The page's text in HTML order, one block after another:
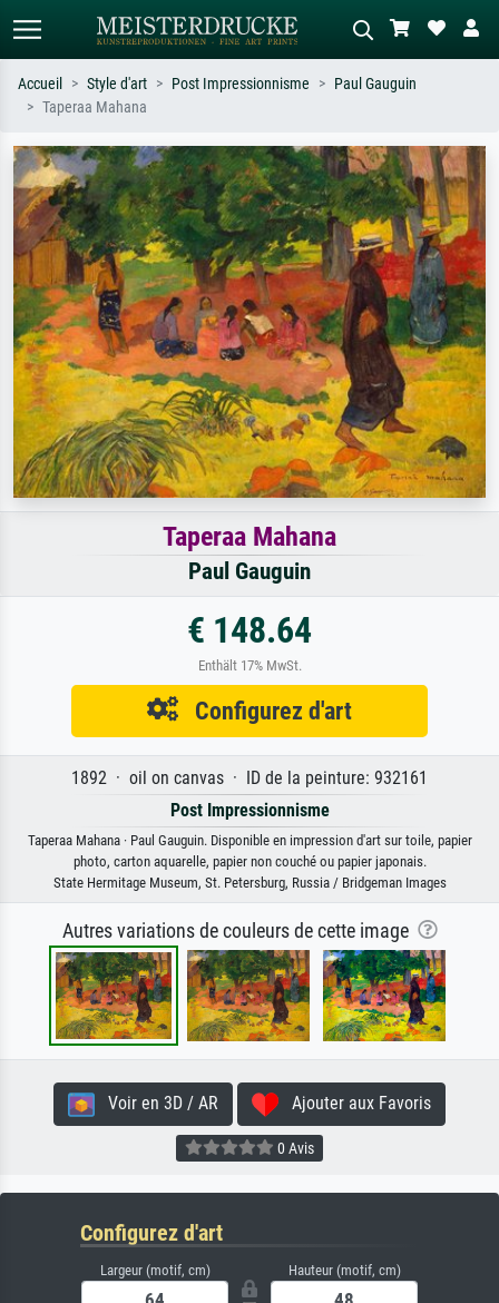
Recherchez par artiste, titre ou style –
ex. Monet, Nuit étoilée,
impressionnisme, vague de Hokusai,
nu.
Décrivez la scène – ex. prairie verte,
abstrait avec beaucoup de rouge,
tableau sombre, nu debout près d'un
arbre.
Accueil Style d'art Post Impressionnisme
Paul Gauguin
Taperaa Mahana
Taperaa Mahana
Paul Gauguin
€ 148.64
Enthält 17% MwSt.
Configurez d'art
1892 · oil on canvas · ID de la peinture: 932161
Post Impressionnisme
Taperaa Mahana · Paul Gauguin. Disponible en impression d'art sur toile, papier
photo, carton aquarelle, papier non couché ou papier japonais.
State Hermitage Museum, St. Petersburg, Russia / Bridgeman Images
Autres variations de couleurs de cette image
Voir en 3D / AR Ajouter aux Favoris
0 Avis
Configurez d'art
Largeur (motif, cm) Hauteur (motif, cm)